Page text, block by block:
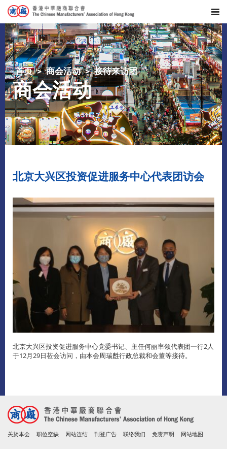
首页 商会活动 接待来访团
商会活动
北京大兴区投资促进服务中心代表团访会
北京大兴区投资促进服务中心党委书记、主任何丽率领代表团一行2人
于12月29日莅会访问，由本会周瑞𪊟行政总裁和会董等接待。
关於本会 职位空缺 网站连结 刊登广告 联络我们 免责声明 网站地图